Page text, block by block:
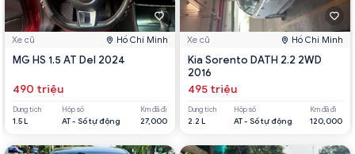
Xe cũ Hồ Chí Minh
MG HS 1.5 AT Del 2024
490 triệu
Dung tích
1.5 L
Hộp số
AT - Số tự động
Km đã đi
27,000
Xe cũ Hồ Chí Minh
Kia Sorento DATH 2.2 2WD
2016
495 triệu
Dung tích
2.2 L
Hộp số
AT - Số tự động
Km đã đi
120,000